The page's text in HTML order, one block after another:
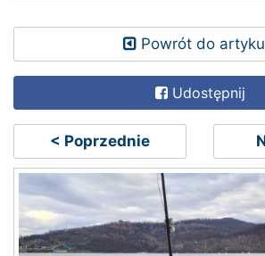
Powrót do
Udostępnij
< Poprzednie